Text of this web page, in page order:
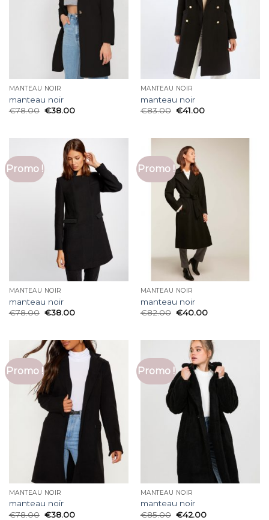
MANTEAU NOIR
manteau noir
€78.00 €38.00
MANTEAU NOIR
manteau noir
€83.00 €41.00
Promo !
MANTEAU NOIR
manteau noir
€78.00 €38.00
Promo !
MANTEAU NOIR
manteau noir
€82.00 €40.00
Promo !
MANTEAU NOIR
manteau noir
€78.00 €38.00
Promo !
MANTEAU NOIR
manteau noir
€85.00 €42.00